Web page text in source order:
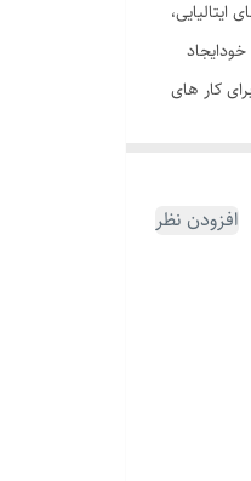
کار های
افزودن نظر